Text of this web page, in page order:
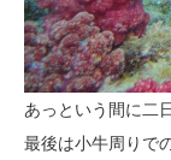
あっという間に二
最後は小牛周りで